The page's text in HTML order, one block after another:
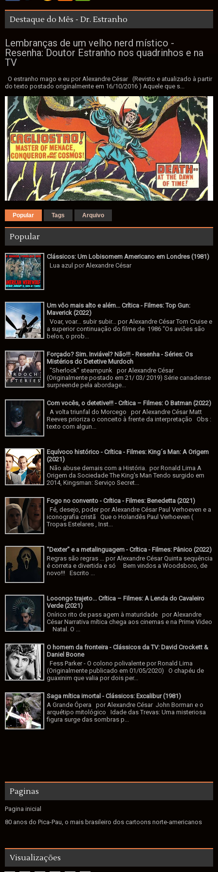
Destaque do Mês - Dr. Estranho
Lembranças de um velho nerd místico -
Resenha: Doutor Estranho nos quadrinhos e na
TV
O estranho mago e eu por Alexandre César (Revisto e atualizado à partir
do texto postado originalmente em 16/10/2016 ) Aquele que s...
Popular Tags Arquivo
Popular
Clássicos: Um Lobisomem Americano em Londres (1981)
Lua azul por Alexandre César
Um vôo mais alto e além... Crítica - Filmes: Top Gun:
Maverick (2022)
Voar, voar... subir subir... por Alexandre César Tom Cruise e
a superior continuação do filme de 1986 “Os aviões são
belos, o prob...
Forçado? Sim. Inviável? Não!!! - Resenha - Séries: Os
Mistérios do Detetive Murdoch
"Sherlock" steampunk por Alexandre César
(Originalmente postado em 21/ 03/ 2019) Série canadense
surpreende pela abordage...
Com vocês, o detetive!!! - Crítica – Filmes: O Batman (2022)
A volta triunfal do Morcego por Alexandre César Matt
Reeves prioriza o conceito à frente da interpretação Obs :
texto com algun...
Equívoco histórico - Crítica - Filmes: King´s Man: A Origem
(2021)
Não abuse demais com a História. por Ronald Lima A
Origem da Sociedade The King's Man Tendo surgido em
2014, Kingsman: Serviço Secret...
Fogo no convento - Crítica - Filmes: Benedetta (2021)
Fé, desejo, poder por Alexandre César Paul Verhoeven e a
iconografia cristã Que o Holandês Paul Verhoeven (
Tropas Estelares , Inst...
"Dexter" e a metalinguagem - Crítica - Filmes: Pânico (2022)
Regras são regras ... por Alexandre César Quinta sequência
é correta e divertida e só Bem vindos a Woodsboro, de
novo!!! Escrito ...
Looongo trajeto... Crítica – Filmes: A Lenda do Cavaleiro
Verde (2021)
Onírico rito de pass agem à maturidade por Alexandre
César Narrativa mítica chega aos cinemas e na Prime Video
Natal. O ...
O homem da fronteira - Clássicos da TV: David Crockett &
Daniel Boone
Fess Parker - O colono polivalente por Ronald Lima
(Originalmente publicado em 01/05/2020) O chapéu de
guaxinim que valia por dois per...
Saga mítica imortal - Clássicos: Excalibur (1981)
A Grande Ópera por Alexandre César John Borman e o
arquétipo mitológico Idade das Trevas: Uma misteriosa
figura surge das sombras p...
Paginas
Pagina inicial
80 anos do Pica-Pau, o mais brasileiro dos cartoons norte-americanos
Visualizações